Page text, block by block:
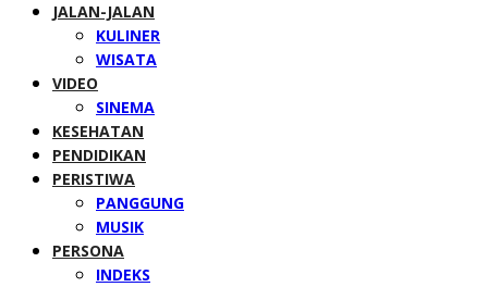
JALAN-JALAN
KULINER
WISATA
VIDEO
SINEMA
KESEHATAN
PENDIDIKAN
PERISTIWA
PANGGUNG
MUSIK
PERSONA
INDEKS